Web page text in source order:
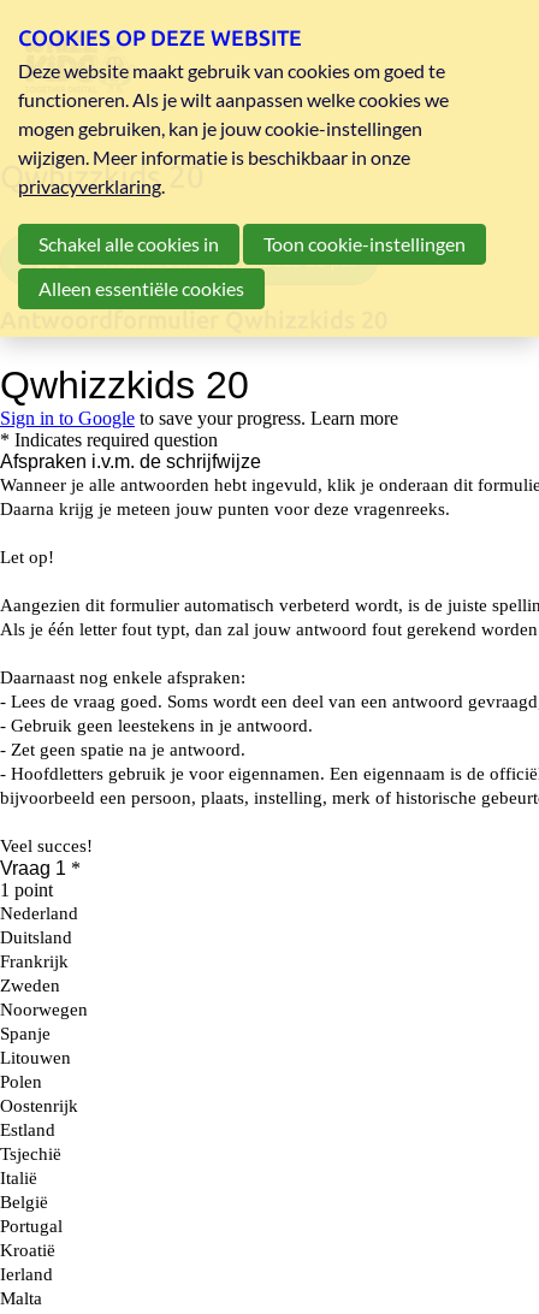
Qwhizzkids 20
vragenreeks Qwhizzkids 20 pdf
COOKIES OP DEZE WEBSITE
Deze website maakt gebruik van cookies om goed te
functioneren. Als je wilt aanpassen welke cookies we
mogen gebruiken, kan je jouw cookie-instellingen
wijzigen. Meer informatie is beschikbaar in onze
privacyverklaring.
Schakel alle cookies in
Toon cookie-instellingen
Alleen essentiële cookies